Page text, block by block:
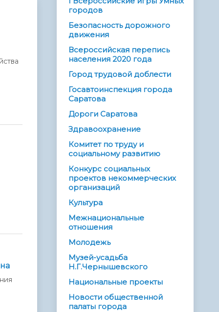
городов
Безопасность дорожного
движения
Всероссийская перепись
населения 2020 года
Город трудовой доблести
Госавтоинспекция города
Саратова
Дороги Саратова
Здравоохранение
Комитет по труду и
социальному развитию
Конкурс социальных
проектов некоммерческих
организаций
Культура
Межнациональные
отношения
Молодежь
Музей-усадьба
Н.Г.Чернышевского
Национальные проекты
Новости общественной
палаты города